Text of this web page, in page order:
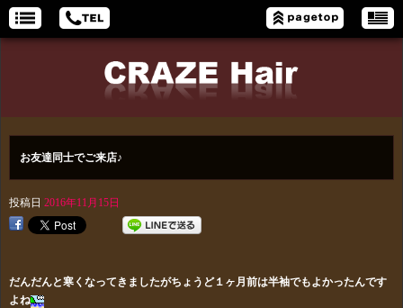
お友達同士でご来店♪
投稿日 2016年11月15日
だんだんと寒くなってきましたがちょうど１ヶ月前は半袖でもよかったんです
よね